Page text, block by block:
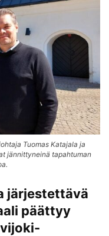
Tuomas Katajala ja
jännittyneinä tapahtuman
järjestettävä
päättyy